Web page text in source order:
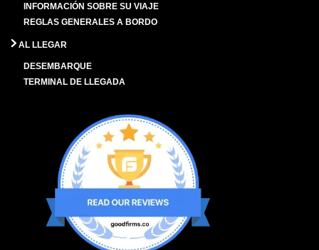
INFORMACIÓN SOBRE SU VIAJE
REGLAS GENERALES A BORDO
AL LLEGAR
DESEMBARQUE
TERMINAL DE LLEGADA